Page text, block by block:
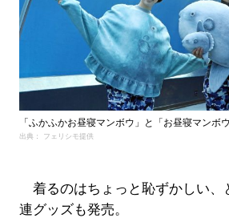
「ふかふかお昼寝マンボウ」と「お昼寝マンボ
出典： フェリシモ提供
着るのはちょっと恥ずかしい、
連グッズも発売。